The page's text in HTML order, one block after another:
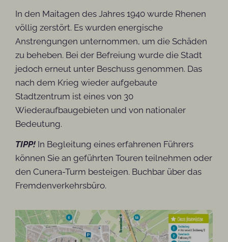
In den Maitagen des Jahres 1940 wurde Rhenen
völlig zerstört. Es wurden energische
Anstrengungen unternommen, um die Schäden
zu beheben. Bei der Befreiung wurde die Stadt
jedoch erneut unter Beschuss genommen. Das
nach dem Krieg wieder aufgebaute
Stadtzentrum ist eines von 30
Wiederaufbaugebieten und von nationaler
Bedeutung.
TIPP! In Begleitung eines erfahrenen Führers
können Sie an geführten Touren teilnehmen oder
den Cunera-Turm besteigen. Buchbar über das
Fremdenverkehrsbüro.